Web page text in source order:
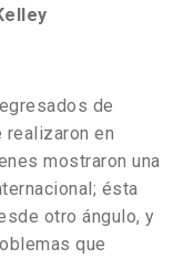
de
realizaron en
mostraron una
ésta
otro ángulo, y
que